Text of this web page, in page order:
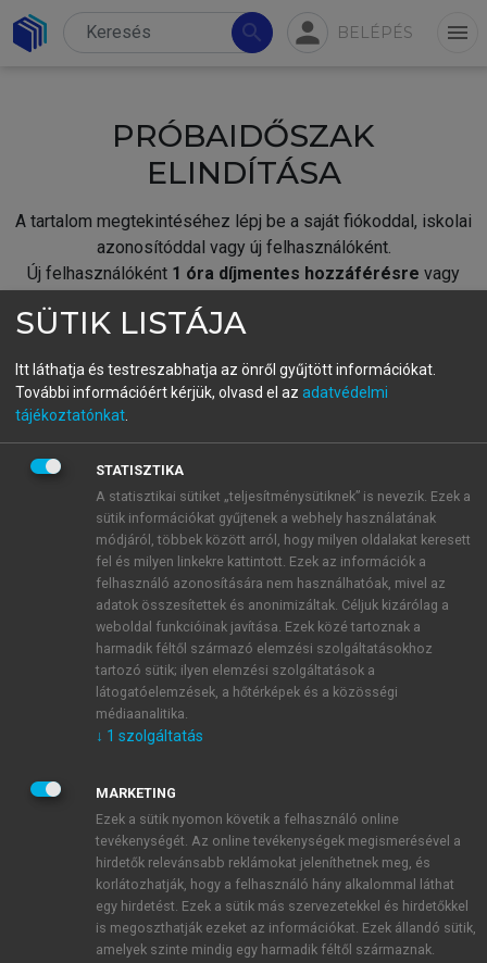
search person BELÉPÉS menu
PRÓBAIDŐSZAK
ELINDÍTÁSA
A tartalom megtekintéséhez lépj be a saját fiókoddal, iskolai
azonosítóddal vagy új felhasználóként.
Új felhasználóként 1 óra díjmentes hozzáférésre vagy
fiókoddal,vagy hozz létre új fiókot.
A regisztráció után apróbaidőszakautomatikusan
BELÉPÉS SAJÁT FIÓKKAL
ÚJ FIÓK LÉTREHOZÁSA
1 óra díjmentes hozzáférés
E-MAIL-CÍM
JELSZÓ
JELSZÓ ÚJRA
Kérek értesítést a MeRSZ újdonságairól, akcióiról.
SÜTIK LISTÁJA
Itt láthatja és testreszabhatja az önről gyűjtött információkat.
További információért kérjük, olvasd el az adatvédelmi
tájékoztatónkat
STATISZTIKA
A statisztikai sütiket „teljesítménysütiknek” is nevezik. Ezek a
sütik információkat gyűjtenek a webhely használatának
módjáról, többek között arról, hogy milyen oldalakat keresett
fel és milyen linkekre kattintott. Ezek az információk a
felhasználó azonosítására nem használhatóak, mivel az
adatok összesítettek és anonimizáltak. Céljuk kizárólag a
weboldal funkcióinak javítása. Ezek közé tartoznak a
harmadik féltől származó elemzési szolgáltatásokhoz
tartozó sütik; ilyen elemzési szolgáltatások a
látogatóelemzések, a hőtérképek és a közösségi
médiaanalitika.
↓ 1 szolgáltatás
MARKETING
Ezek a sütik nyomon követik a felhasználó online
tevékenységét. Az online tevékenységek megismerésével a
hirdetők relevánsabb reklámokat jeleníthetnek meg, és
korlátozhatják, hogy a felhasználó hány alkalommal láthat
egy hirdetést. Ezek a sütik más szervezetekkel és hirdetőkkel
is megoszthatják ezeket az információkat. Ezek állandó sütik,
amelyek szinte mindig egy harmadik féltől származnak.